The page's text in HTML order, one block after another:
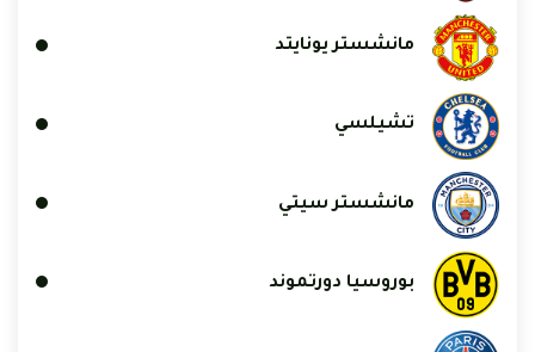
مانشستر يونايتد
تشيلسي
مانشستر سيتي
بوروسيا دورتموند